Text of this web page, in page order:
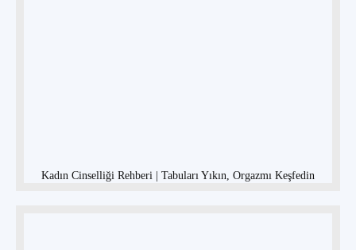
Kadın Cinselliği Rehberi | Tabuları Yıkın, Orgazmı Keşfedin